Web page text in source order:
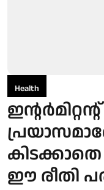
Health
ഈ രീതി